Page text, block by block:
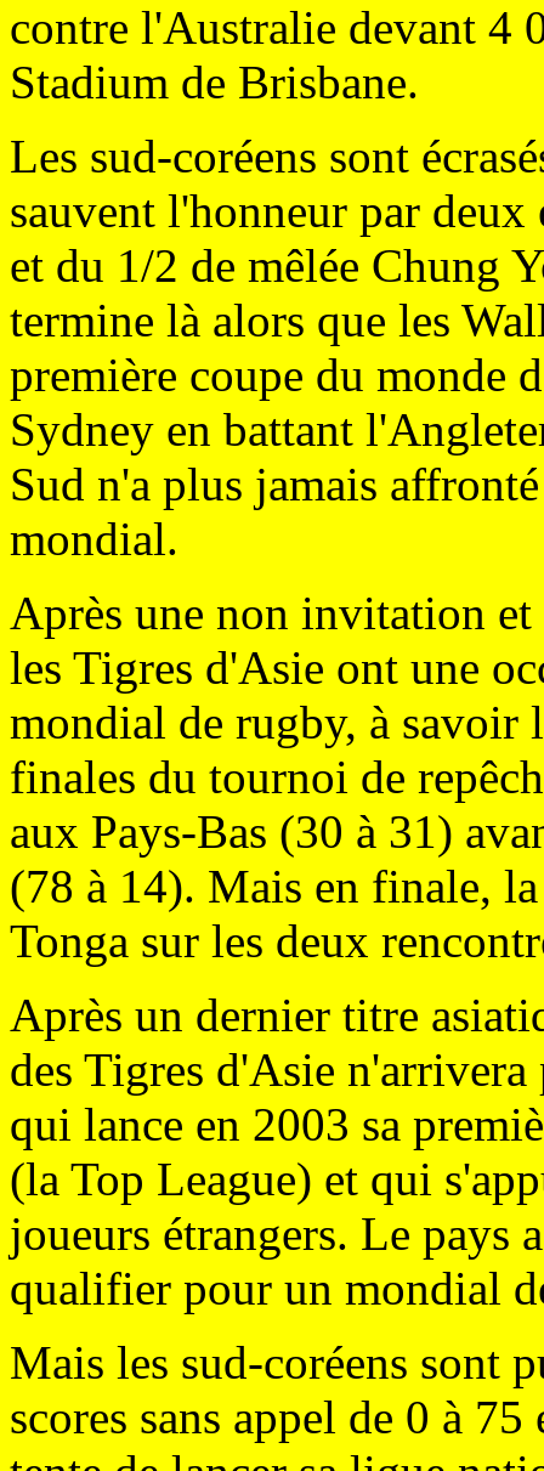
contre l'Australie devant 4
Stadium de Brisbane.
Les sud-coréens sont
sauvent l'honneur par
et du 1/2 de mêlée Chung
termine là alors que les
première coupe du monde
Sydney en battant
Sud n'a plus jamais
mondial.
Après une non invitation
les Tigres d'Asie ont une
mondial de rugby, à savoir
finales du tournoi de
aux Pays-Bas (30 à 31)
(78 à 14). Mais en finale, la
Tonga sur les deux
Après un dernier titre
des Tigres d'Asie
qui lance en 2003 sa
(la Top League) et qui
joueurs étrangers. Le pays
qualifier pour un mondial
Mais les sud-coréens sont
scores sans appel de 0 à